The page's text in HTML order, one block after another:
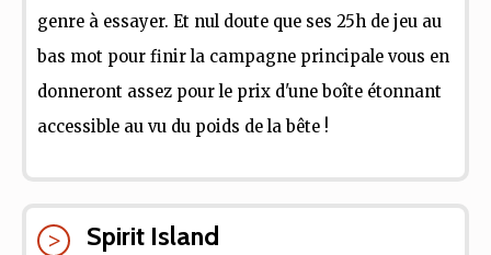
genre à essayer. Et nul doute que ses 25h de jeu au
bas mot pour finir la campagne principale vous en
donneront assez pour le prix d'une boîte étonnant
accessible au vu du poids de la bête !
Spirit Island